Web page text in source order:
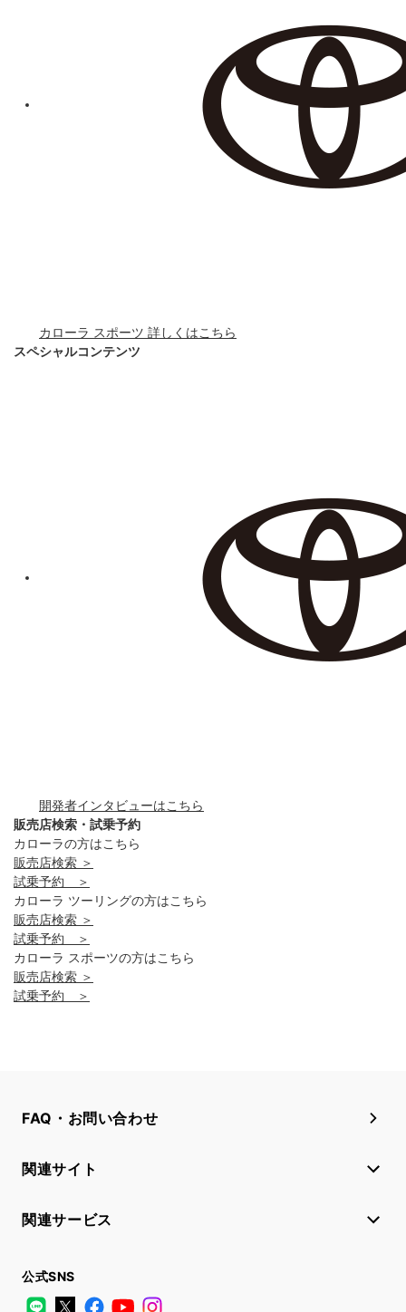
カローラ スポーツ 詳しくはこちら
スペシャルコンテンツ
開発者インタビューはこちら
販売店検索・試乗予約
カローラの方はこちら
販売店検索 ＞
試乗予約 ＞
カローラ ツーリングの方はこちら
販売店検索 ＞
試乗予約 ＞
カローラ スポーツの方はこちら
販売店検索 ＞
試乗予約 ＞
FAQ・お問い合わせ
関連サイト
関連サービス
公式SNS
LINE
X FacebookYouTube